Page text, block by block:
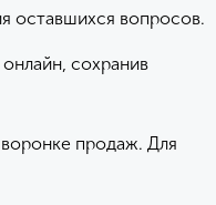
оставшихся вопросов.
сохранив
продаж. Для